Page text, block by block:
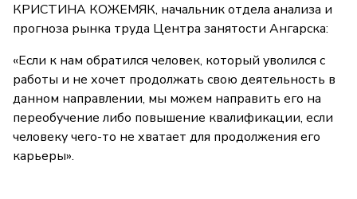
КРИСТИНА КОЖЕМЯК, начальник отдела анализа и
прогноза рынка труда Центра занятости Ангарска:
«Если к нам обратился человек, который уволился с
работы и не хочет продолжать свою деятельность в
данном направлении, мы можем направить его на
переобучение либо повышение квалификации, если
человеку чего-то не хватает для продолжения его
карьеры».